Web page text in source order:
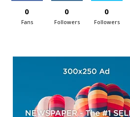
0
Fans
0
Followers
0
Followers